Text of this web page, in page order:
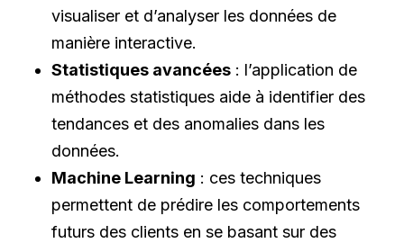
visualiser et d’analyser les données de
manière interactive.
Statistiques avancées: l’application de
méthodes statistiques aide à identifier des
tendances et des anomalies dans les
données.
Machine Learning : ces techniques
permettent de prédire les comportements
futurs des clients en se basant sur des